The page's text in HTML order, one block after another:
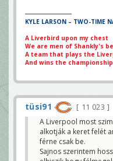
KYLE LARSON – TWO-TIME
A Liverbird upon my chest
We are men of Shankly's
A team that plays the
And wins the
tüsi91
11 023
A Liverpool most
alkotják a keret felét
férne csak be.
Sajnos szerintem